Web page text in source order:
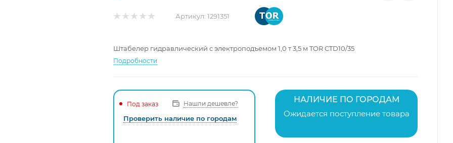
Артикул: 1291351
Штабелер гидравлический с электроподъемом 1,0 т 3,5 м TOR CTD10/35
Подробности
Под заказ Нашли дешевле?
Проверить наличие по городам
НАЛИЧИЕ ПО ГОРОДАМ
Ожидается поступление товара